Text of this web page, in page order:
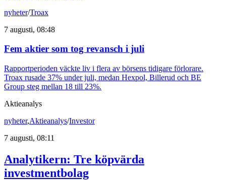
nyheter/Troax
7 augusti, 08:48
Fem aktier som tog revansch i juli
Rapportperioden väckte liv i flera av börsens tidigare förlorare.
Troax rusade 37% under juli, medan Hexpol, Billerud och BE
Group steg mellan 18 till 23%.
Aktieanalys
nyheter,Aktieanalys/Investor
7 augusti, 08:11
Analytikern: Tre köpvärda
investmentbolag